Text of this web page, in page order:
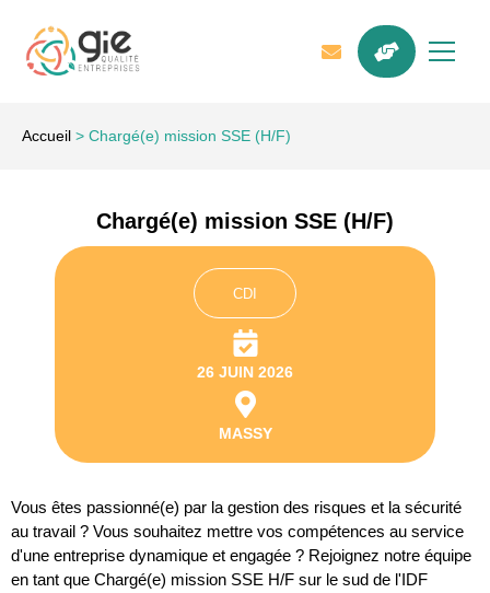
Accueil > Chargé(e) mission SSE (H/F)
Chargé(e) mission SSE (H/F)
CDI
26 JUIN 2026
MASSY
Vous êtes passionné(e) par la gestion des risques et la sécurité
au travail ? Vous souhaitez mettre vos compétences au service
d'une entreprise dynamique et engagée ? Rejoignez notre équipe
en tant que Chargé(e) mission SSE H/F sur le sud de l'IDF